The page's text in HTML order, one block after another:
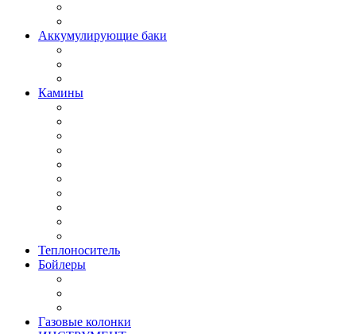
Аккумулирующие баки
Камины
Теплоноситель
Бойлеры
Газовые колонки